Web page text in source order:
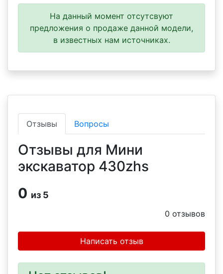
На данный момент отсутсвуют
предложения о продаже данной модели,
в известных нам источниках.
Отзывы Вопросы
Отзывы для Мини
экскаватор 430zhs
0 из 5
0 отзывов
Написать отзыв